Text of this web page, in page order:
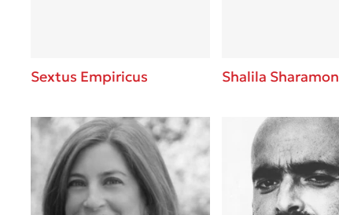
Sextus Empiricus Shalila Sharamon